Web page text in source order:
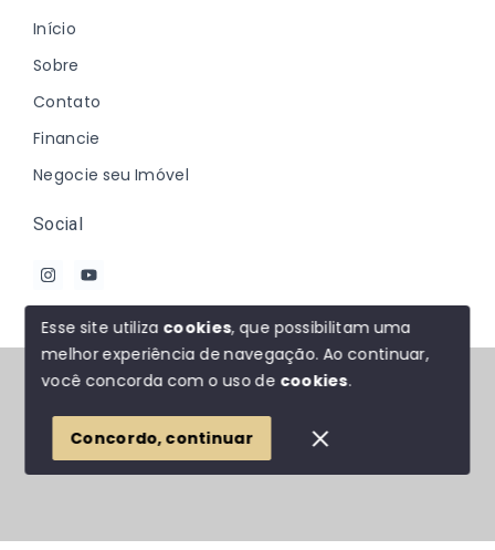
Início
Sobre
Contato
Financie
Negocie seu Imóvel
Social
© Copyright 2026 - Johanna Marques - Todos os
SITE PARA IMOBILIARIA
Esse site utiliza cookies, que possibilitam uma
melhor experiência de navegação.Ao continuar,
você concorda com o uso de cookies.
Concordo, continuar